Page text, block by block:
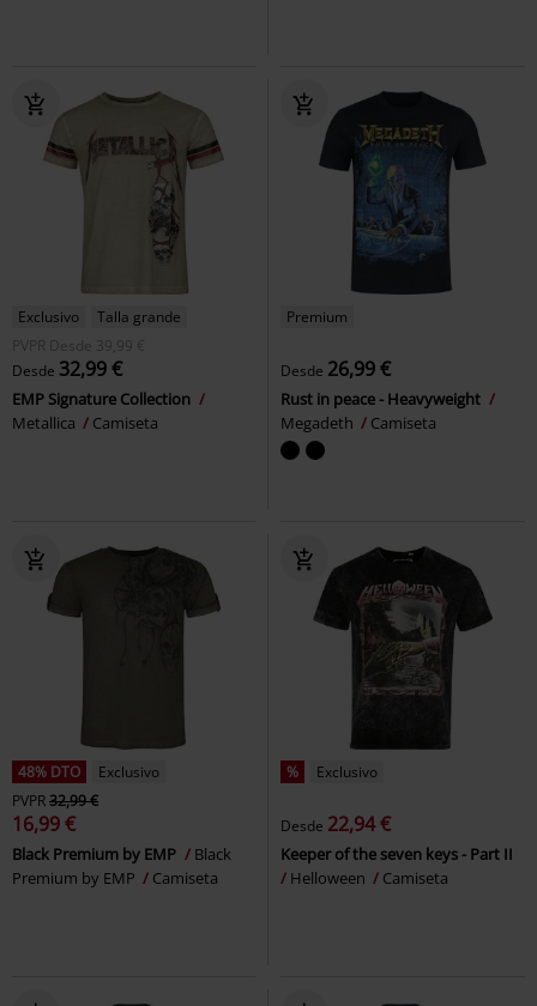
Exclusivo
Talla grande
PVPR
Desde 39,99 €
Desde 32,99 €
EMP Signature Collection
Metallica
Camiseta
Premium
Desde 26,99 €
Rust in peace - Heavyweight
Megadeth
Camiseta
48% DTO
Exclusivo
PVPR32,99 €
16,99 €
Black Premium by EMP
Black
Premium by EMP
Camiseta
% Exclusivo
Desde 22,94 €
Keeper of the seven keys - Part II
Helloween
Camiseta